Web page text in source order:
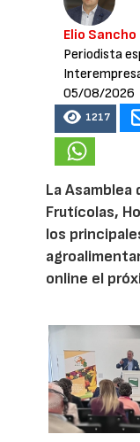
Elio Sancho
Periodista
05/08/2026
1217
La Asamblea
Frutícolas,
los
online el